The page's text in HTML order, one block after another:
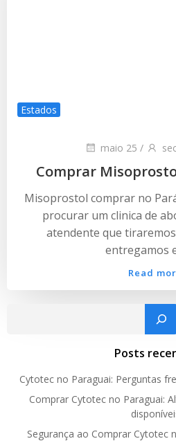
Estados
maio 25 /
Comprar
Misoprostol comprar no
procurar um clinica de
atendente que
entregamos
Read
Posts
Cytotec no Paraguai: Perguntas
Comprar Cytotec no Paraguai:
Segurança ao Comprar Cytotec